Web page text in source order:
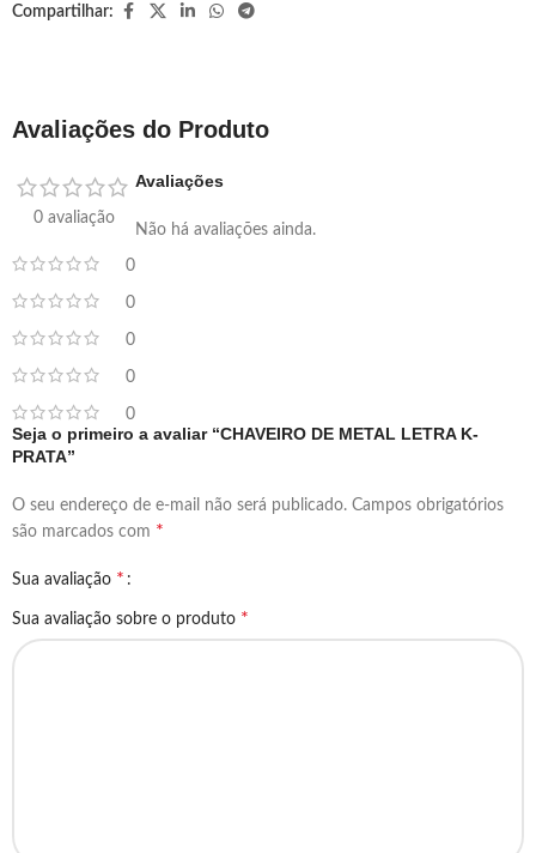
Compartilhar:
Avaliações do Produto
0 avaliação
0
0
0
0
0
Avaliações
Não há avaliações ainda.
Seja o primeiro a avaliar “CHAVEIRO DE METAL LETRA K-
PRATA”
O seu endereço de e-mail não será publicado. Campos obrigatórios
são marcados com *
Sua avaliação *
Sua avaliação sobre o produto *